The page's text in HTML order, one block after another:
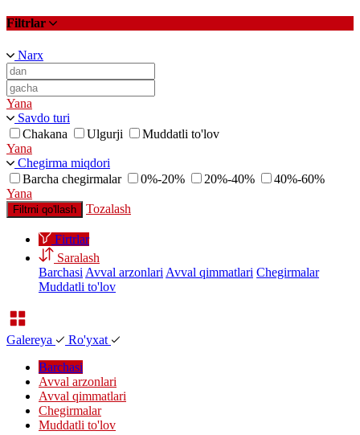
Filtrlar
Narx
Yana
Savdo turi
Chakana
Ulgurji
Muddatli to'lov
Yana
Chegirma miqdori
Barcha chegirmalar
0%-20% 20%-40%
40%-60%
Yana
Filtrni qo'llash Tozalash
Firtrlar
Saralash
Barchasi Avval arzonlari Avval qimmatlari Chegirmalar
Muddatli to'lov
Galereya
Ro'yxat
Barchasi
Avval arzonlari
Avval qimmatlari
Chegirmalar
Muddatli to'lov